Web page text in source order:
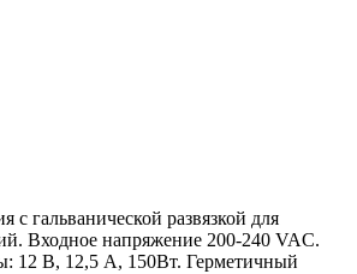
с гальванической развязкой для
Входное напряжение 200-240 VAC.
12 В, 12,5 А, 150Вт. Герметичный